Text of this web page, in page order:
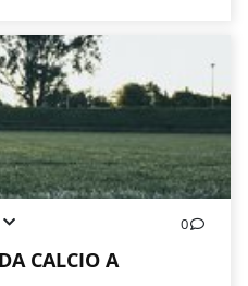
0
CALCIO A